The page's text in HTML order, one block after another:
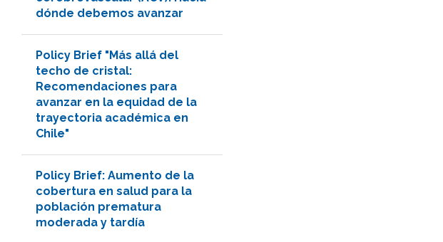
dónde debemos avanzar
Policy Brief "Más allá del
techo de cristal:
Recomendaciones para
avanzar en la equidad de la
trayectoria académica en
Chile"
Policy Brief: Aumento de la
cobertura en salud para la
población prematura
moderada y tardía